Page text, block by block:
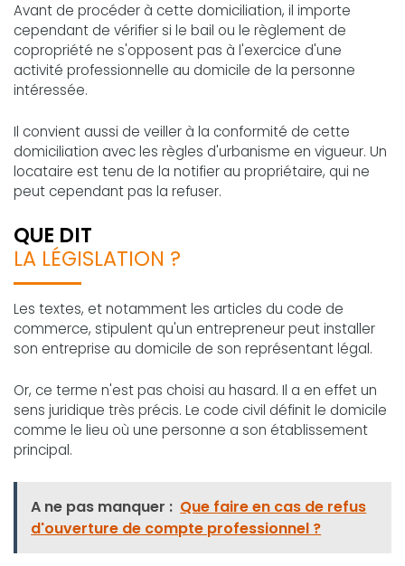
Avant de procéder à cette domiciliation, il importe
cependant de vérifier si le bail ou le règlement de
copropriété ne s'opposent pas à l'exercice d'une
activité professionnelle au domicile de la personne
intéressée.
Il convient aussi de veiller à la conformité de cette
domiciliation avec les règles d'urbanisme en vigueur. Un
locataire est tenu de la notifier au propriétaire, qui ne
peut cependant pas la refuser.
QUE DIT
LA LÉGISLATION ?
Les textes, et notamment les articles du code de
commerce, stipulent qu'un entrepreneur peut installer
son entreprise au domicile de son représentant légal.
Or, ce terme n'est pas choisi au hasard. Il a en effet un
sens juridique très précis. Le code civil définit le domicile
comme le lieu où une personne a son établissement
principal.
A ne pas manquer : Que faire en cas de refus
d'ouverture de compte professionnel ?